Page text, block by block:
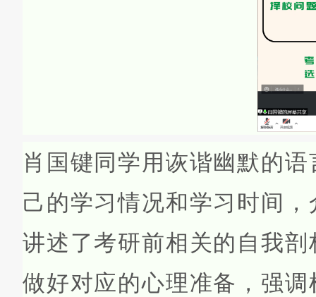
肖国键同学用诙谐幽默的
己的学习情况和学习时间
讲述了考研前相关的自我
做好对应的心理准备，强